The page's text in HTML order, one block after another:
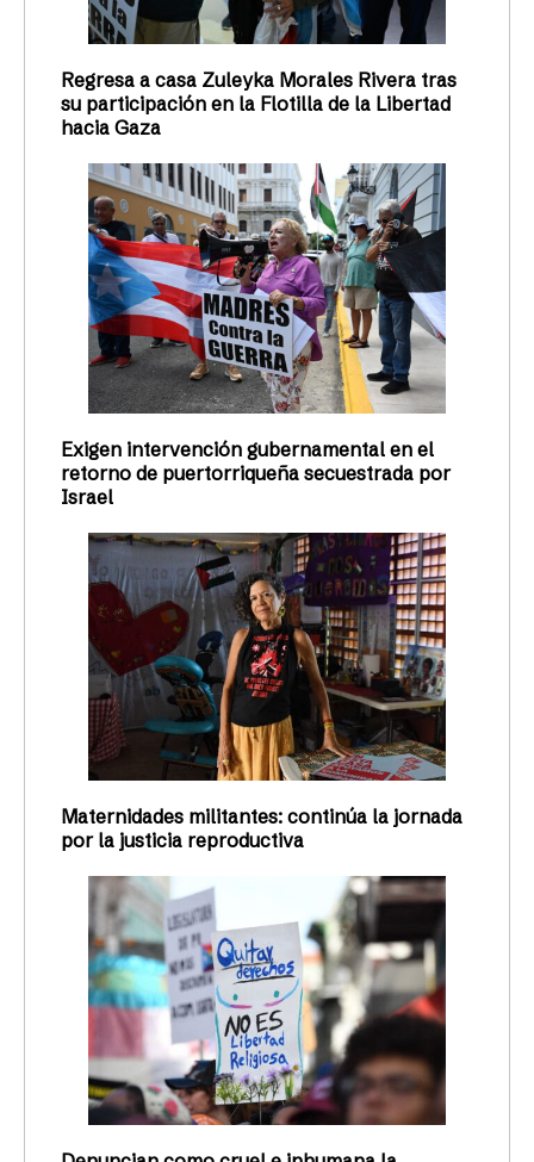
Regresa a casa Zuleyka Morales Rivera tras
su participación en la Flotilla de la Libertad
hacia Gaza
Exigen intervención gubernamental en el
retorno de puertorriqueña secuestrada por
Israel
Maternidades militantes: continúa la jornada
por la justicia reproductiva